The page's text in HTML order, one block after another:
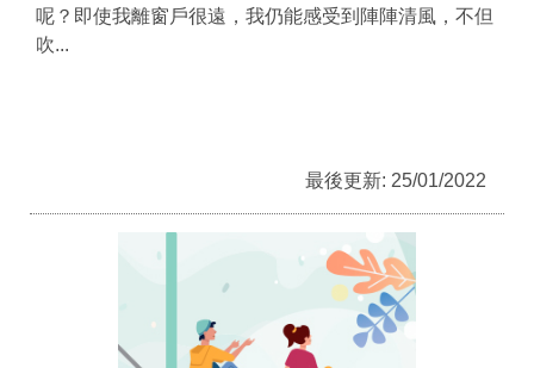
呢？即使我離窗戶很遠，我仍能感受到陣陣清風，不但
吹...
最後更新: 25/01/2022